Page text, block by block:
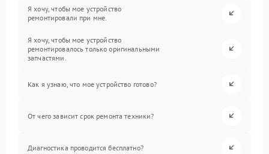
Я хочу, чтобы мое устройство
ремонтировали при мне.
Я хочу, чтобы мое устройство
ремонтировалось только оригинальными
запчастями.
Как я узнаю, что мое устройство готово?
От чего зависит срок ремонта техники?
Диагностика проводится бесплатно?